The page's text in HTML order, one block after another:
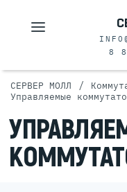
8
СЕРВЕР МОЛЛ /
Управляемые